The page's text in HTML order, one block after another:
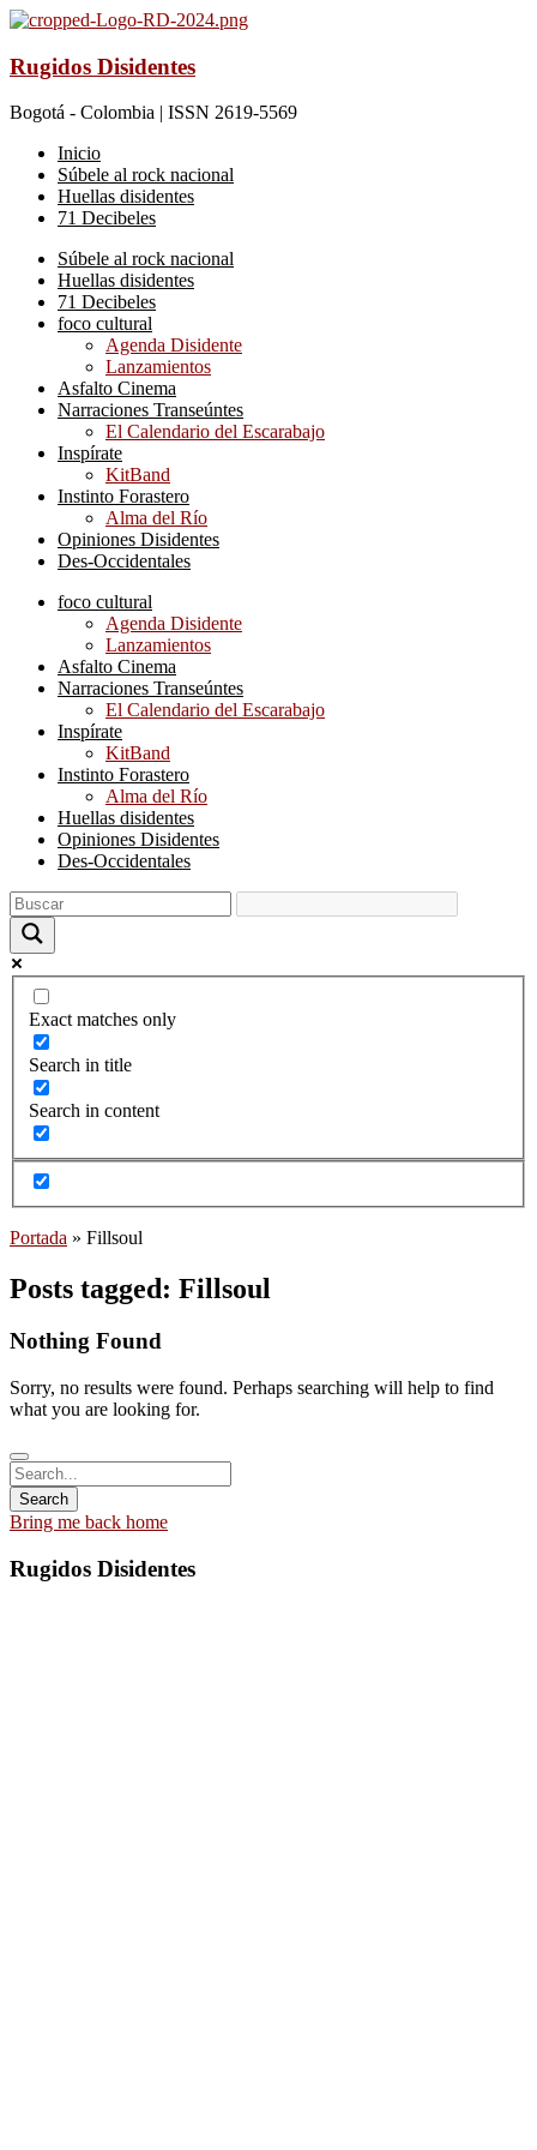
Rugidos Disidentes
Bogotá - Colombia | ISSN 2619-5569
Inicio
Súbele al rock nacional
Huellas disidentes
71 Decibeles
Súbele al rock nacional
Huellas disidentes
71 Decibeles
foco cultural
Agenda Disidente
Lanzamientos
Asfalto Cinema
Narraciones Transeúntes
El Calendario del Escarabajo
Inspírate
KitBand
Instinto Forastero
Alma del Río
Opiniones Disidentes
Des-Occidentales
foco cultural
Agenda Disidente
Lanzamientos
Asfalto Cinema
Narraciones Transeúntes
El Calendario del Escarabajo
Inspírate
KitBand
Instinto Forastero
Alma del Río
Huellas disidentes
Opiniones Disidentes
Des-Occidentales
Exact matches only
Search in title
Search in content
Portada » Fillsoul
Posts tagged: Fillsoul
Nothing Found
Sorry, no results were found. Perhaps searching will help to find
what you are looking for.
Bring me back home
Rugidos Disidentes